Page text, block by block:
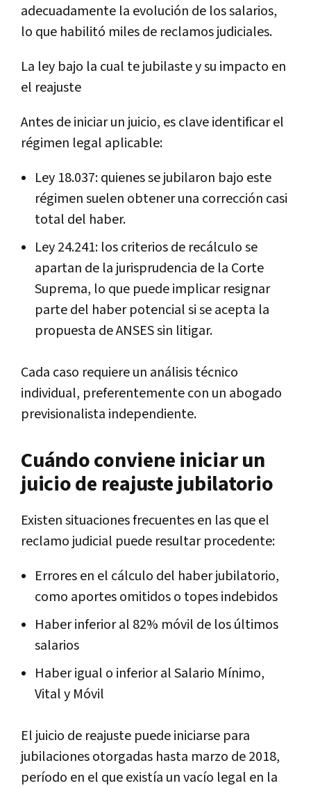
adecuadamente la evolución de los salarios,
lo que habilitó miles de reclamos judiciales.
La ley bajo la cual te jubilaste y su impacto en
el reajuste
Antes de iniciar un juicio, es clave identificar el
régimen legal aplicable:
Ley 18.037: quienes se jubilaron bajo este
régimen suelen obtener una corrección casi
total del haber.
Ley 24.241: los criterios de recálculo se
apartan de la jurisprudencia de la Corte
Suprema, lo que puede implicar resignar
parte del haber potencial si se acepta la
propuesta de ANSES sin litigar.
Cada caso requiere un análisis técnico
individual, preferentemente con un abogado
previsionalista independiente.
Cuándo conviene iniciar un
juicio de reajuste jubilatorio
Existen situaciones frecuentes en las que el
reclamo judicial puede resultar procedente:
Errores en el cálculo del haber jubilatorio,
como aportes omitidos o topes indebidos
Haber inferior al 82% móvil de los últimos
salarios
Haber igual o inferior al Salario Mínimo,
Vital y Móvil
El juicio de reajuste puede iniciarse para
jubilaciones otorgadas hasta marzo de 2018,
período en el que existía un vacío legal en la